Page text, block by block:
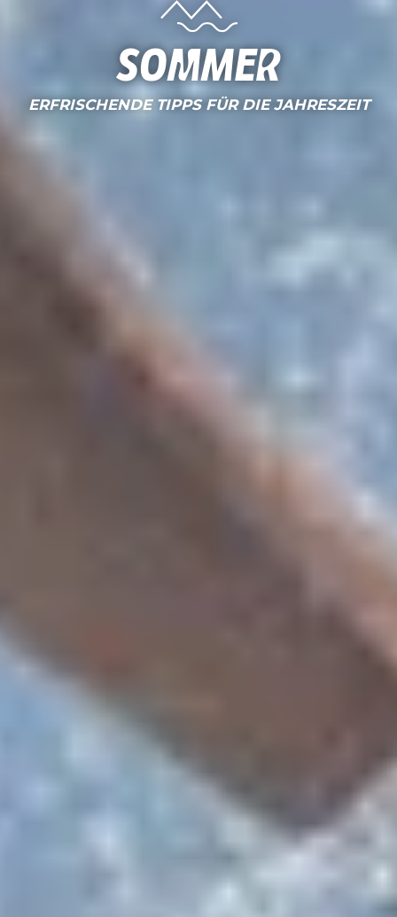
Sommer
ERFRISCHENDE TIPPS FÜR DIE JAHRESZEIT